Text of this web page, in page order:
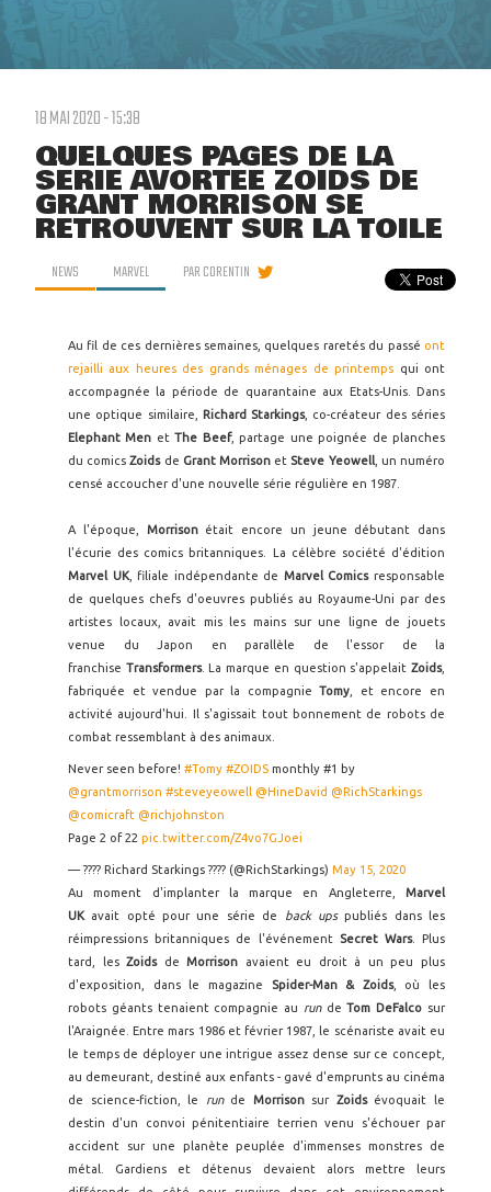
18 MAI 2020 - 15:38
QUELQUES PAGES DE LA
SÉRIE AVORTÉE ZOIDS DE
GRANT MORRISON SE
RETROUVENT SUR LA TOILE
NEWS MARVEL PARCORENTIN
Au fil de ces dernières semaines, quelques raretés du passé ont
rejailli aux heures des grands ménages de printemps qui ont
accompagnée la période de quarantaine aux Etats-Unis. Dans
une optique similaire, Richard Starkings, co-créateur des séries
Elephant Men etThe Beef, partage une poignée de planches
du comicsZoidsde Grant Morrison et Steve Yeowell, un numéro
censé accoucher d'une nouvelle série régulière en 1987.
A l'époque, Morrisonétait encore un jeune débutant dans
l'écurie des comics britanniques. La célèbre société d'édition
Marvel UK, filiale indépendante de Marvel Comicsresponsable
de quelques chefs d'oeuvres publiés au Royaume-Uni par des
artistes locaux, avait mis les mains sur une ligne de jouets
venue du Japon en parallèle de l'essor de la
franchise Transformers. La marque en question s'appelaitZoids,
fabriquée et vendue par la compagnieTomy , et encore en
activité aujourd'hui. Il s'agissait tout bonnement de robots de
combat ressemblant à des animaux.
Never seen before! #Tomy #ZOIDS monthly #1 by
@grantmorrison #steveyeowell @HineDavid @RichStarkings
@comicraft @richjohnston
Page 2 of 22 pic.twitter.com/Z4vo7GJoei
— ???? Richard Starkings ???? (@RichStarkings) May 15, 2020
Au moment d'implanter la marque en Angleterre, Marvel
UK avait opté pour une série de back upspubliés dans les
réimpressions britanniques de l'événement Secret Wars. Plus
tard, lesZoidsdeMorrison avaient eu droit à un peu plus
d'exposition, dans le magazine
Spider-Man & Zoids, où les
robots géants tenaient compagnie au rundeTom DeFalco sur
l'Araignée. Entre mars 1986 et février 1987, le scénariste avait eu
le temps de déployer une intrigue assez dense sur ce concept,
au demeurant, destiné aux enfants - gavé d'emprunts au cinéma
de science-fiction, le
runde Morrisonsur Zoidsévoquait le
destin d'un convoi pénitentiaire terrien venu s'échouer par
accident sur une planète peuplée d'immenses monstres de
métal. Gardiens et détenus devaient alors mettre leurs